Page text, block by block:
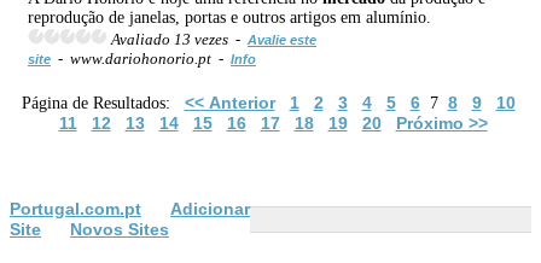
reprodução de janelas, portas e outros artigos em alumínio.
Avaliado 13 vezes - Avalie este
site - www.dariohonorio.pt - Info
Página de Resultados: << Anterior 1 2 3 4 5 67 8 9
10
11
12 13 14 15 16 17 18 19 20 Próximo >>
Portugal.com.pt
Adicionar
Site
Novos Sites